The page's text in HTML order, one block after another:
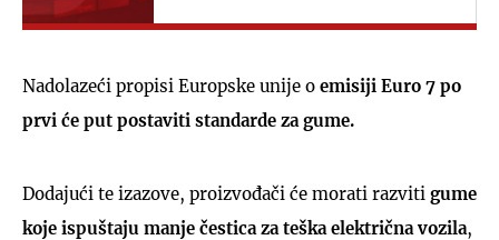
Nadolazeći propisi Europske unije o emisiji Euro 7 po
prvi će put postaviti standarde za gume.
Dodajući te izazove, proizvođači će morati razviti gume
koje ispuštaju manje čestica za teška električna vozila,